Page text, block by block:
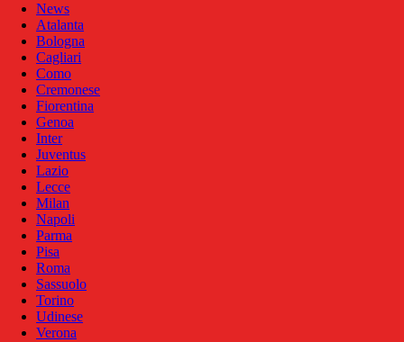
News
Atalanta
Bologna
Cagliari
Como
Cremonese
Fiorentina
Genoa
Inter
Juventus
Lazio
Lecce
Milan
Napoli
Parma
Pisa
Roma
Sassuolo
Torino
Udinese
Verona